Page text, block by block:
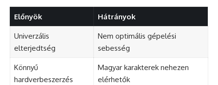
Előnyök Hátrányok
Univerzális
elterjedtség
Nem optimális gépelési
sebesség
Könnyű
hardverbeszerzés
Magyar karakterek nehezen
elérhetők